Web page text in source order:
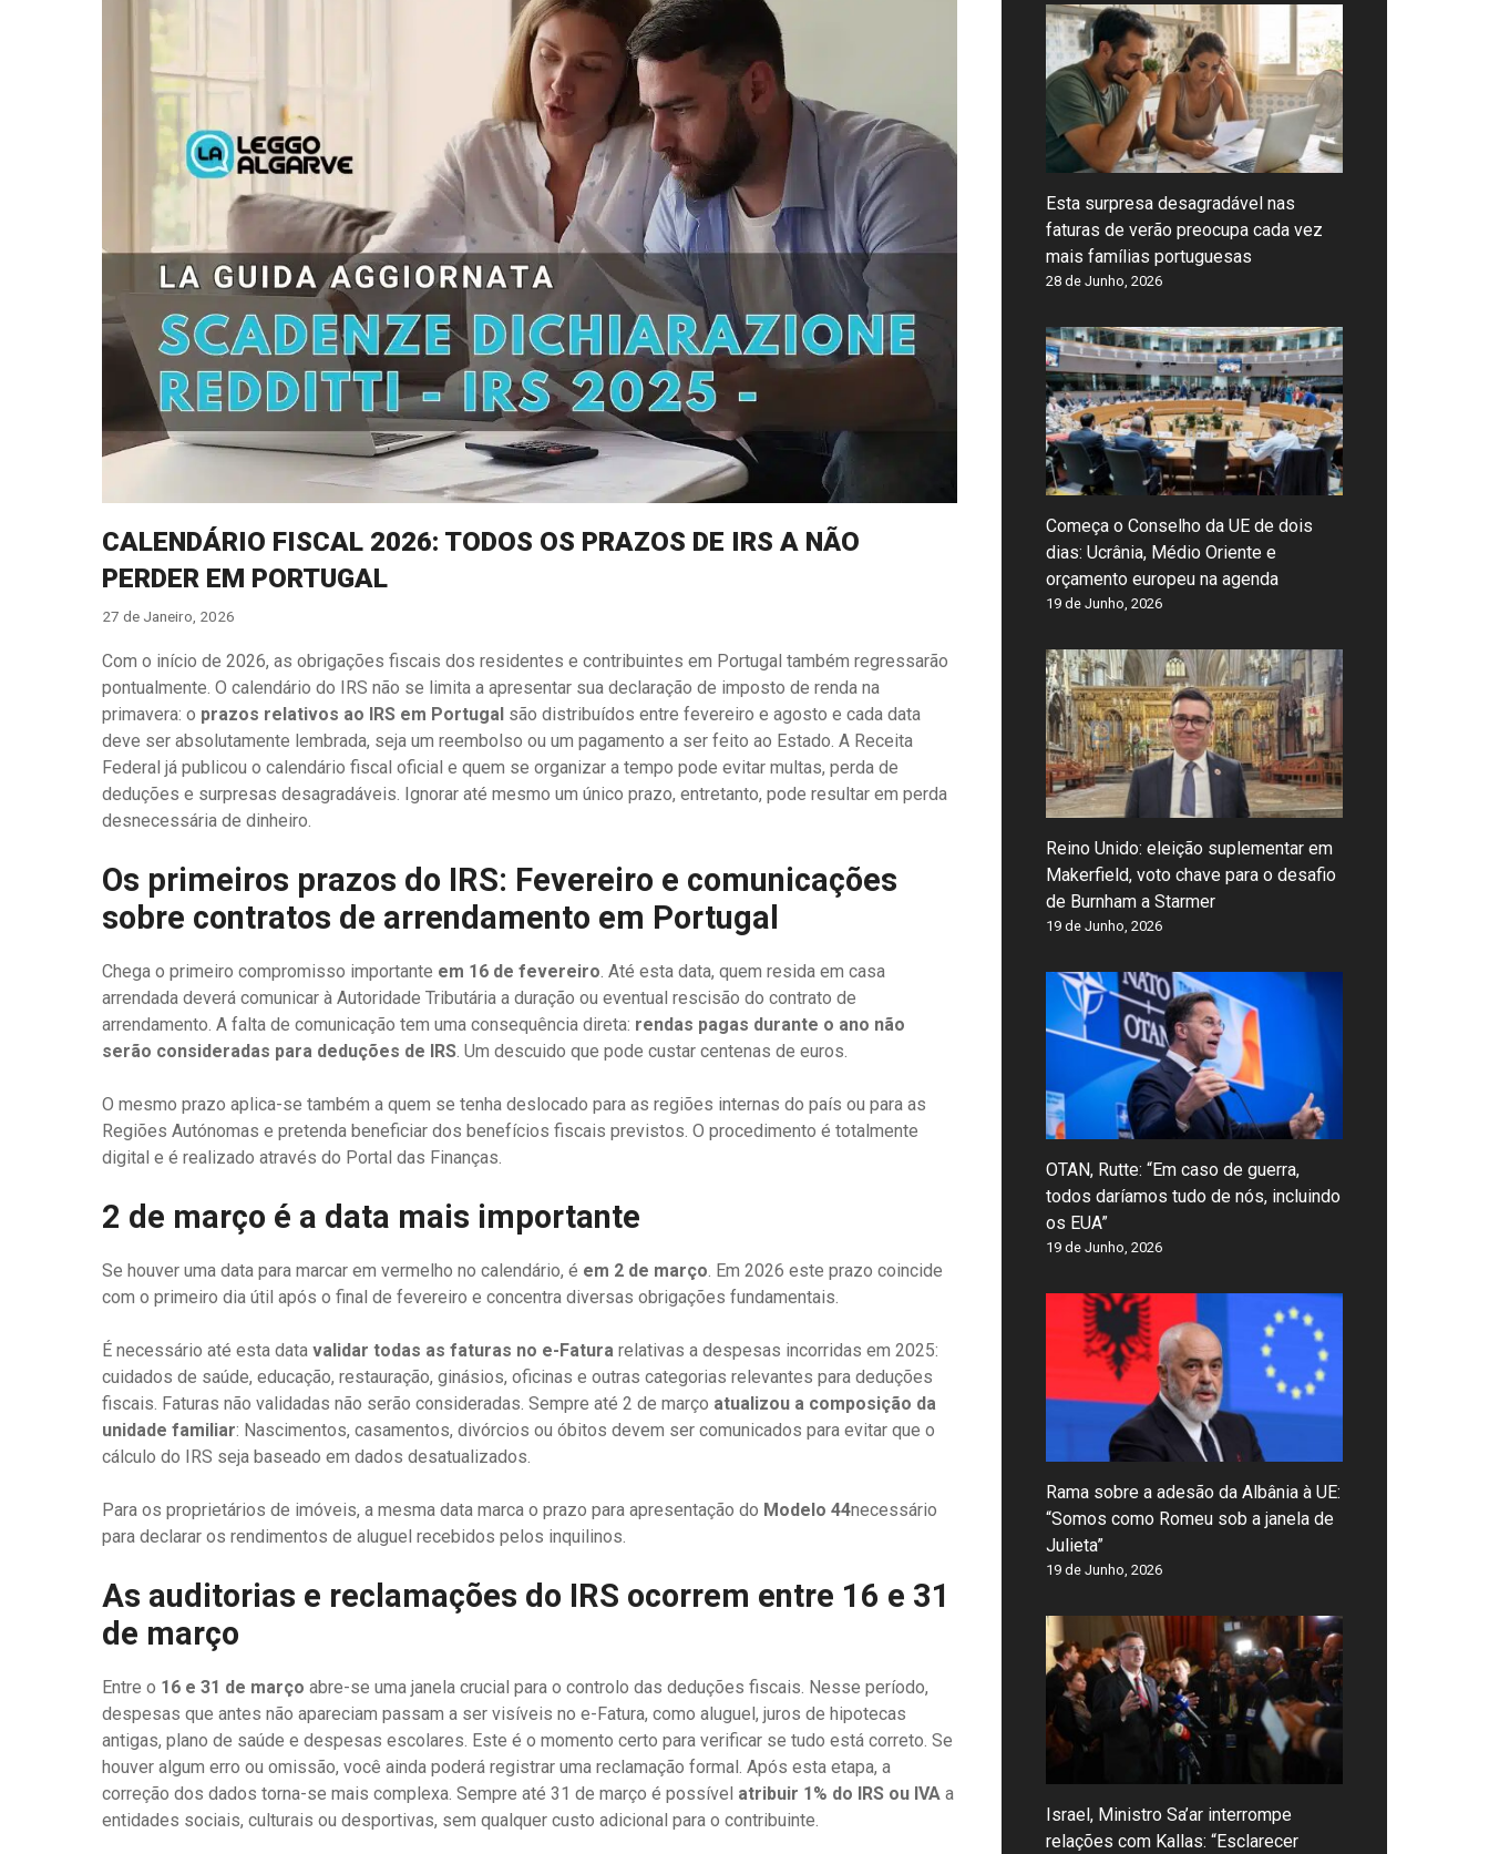
CALENDÁRIO FISCAL 2026: TODOS OS PRAZOS DE IRS A NÃO
PERDER EM PORTUGAL
27 de Janeiro, 2026
Com o início de 2026, as obrigações fiscais dos residentes e contribuintes em Portugal também regressarão
pontualmente. O calendário do IRS não se limita a apresentar sua declaração de imposto de renda na
primavera: o prazos relativos ao IRS em Portugal são distribuídos entre fevereiro e agosto e cada data
deve ser absolutamente lembrada, seja um reembolso ou um pagamento a ser feito ao Estado. A Receita
Federal já publicou o calendário fiscal oficial e quem se organizar a tempo pode evitar multas, perda de
deduções e surpresas desagradáveis. Ignorar até mesmo um único prazo, entretanto, pode resultar em perda
desnecessária de dinheiro.
Os primeiros prazos do IRS: Fevereiro e comunicações
sobre contratos de arrendamento em Portugal
Chega o primeiro compromisso importante em 16 de fevereiro. Até esta data, quem resida em casa
arrendada deverá comunicar à Autoridade Tributária a duração ou eventual rescisão do contrato de
arrendamento. A falta de comunicação tem uma consequência direta: rendas pagas durante o ano não
serão consideradas para deduções de IRS. Um descuido que pode custar centenas de euros.
O mesmo prazo aplica-se também a quem se tenha deslocado para as regiões internas do país ou para as
Regiões Autónomas e pretenda beneficiar dos benefícios fiscais previstos. O procedimento é totalmente
digital e é realizado através do Portal das Finanças.
2 de março é a data mais importante
Se houver uma data para marcar em vermelho no calendário, é em 2 de março. Em 2026 este prazo coincide
com o primeiro dia útil após o final de fevereiro e concentra diversas obrigações fundamentais.
É necessário até esta data validar todas as faturas no e-Fatura relativas a despesas incorridas em 2025:
cuidados de saúde, educação, restauração, ginásios, oficinas e outras categorias relevantes para deduções
fiscais. Faturas não validadas não serão consideradas. Sempre até 2 de março atualizou a composição da
unidade familiar: Nascimentos, casamentos, divórcios ou óbitos devem ser comunicados para evitar que o
cálculo do IRS seja baseado em dados desatualizados.
Para os proprietários de imóveis, a mesma data marca o prazo para apresentação do Modelo 44necessário
para declarar os rendimentos de aluguel recebidos pelos inquilinos.
As auditorias e reclamações do IRS ocorrem entre 16 e 31
de março
Entre o 16 e 31 de março abre-se uma janela crucial para o controlo das deduções fiscais. Nesse período,
despesas que antes não apareciam passam a ser visíveis no e-Fatura, como aluguel, juros de hipotecas
antigas, plano de saúde e despesas escolares. Este é o momento certo para verificar se tudo está correto. Se
houver algum erro ou omissão, você ainda poderá registrar uma reclamação formal. Após esta etapa, a
correção dos dados torna-se mais complexa. Sempre até 31 de março é possível atribuir 1% do IRS ou IVA a
entidades sociais, culturais ou desportivas, sem qualquer custo adicional para o contribuinte.
Esta surpresa desagradável nas
faturas de verão preocupa cada vez
mais famílias portuguesas
28 de Junho, 2026
Começa o Conselho da UE de dois
dias: Ucrânia, Médio Oriente e
orçamento europeu na agenda
19 de Junho, 2026
Reino Unido: eleição suplementar em
Makerfield, voto chave para o desafio
de Burnham a Starmer
19 de Junho, 2026
OTAN, Rutte: “Em caso de guerra,
todos daríamos tudo de nós, incluindo
os EUA”
19 de Junho, 2026
Rama sobre a adesão da Albânia à UE:
“Somos como Romeu sob a janela de
Julieta”
19 de Junho, 2026
Israel, Ministro Sa’ar interrompe
relações com Kallas: “Esclarecer